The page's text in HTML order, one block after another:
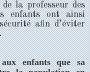
la professeur des
enfants ont ainsi
afin d’éviter
enfants que sa